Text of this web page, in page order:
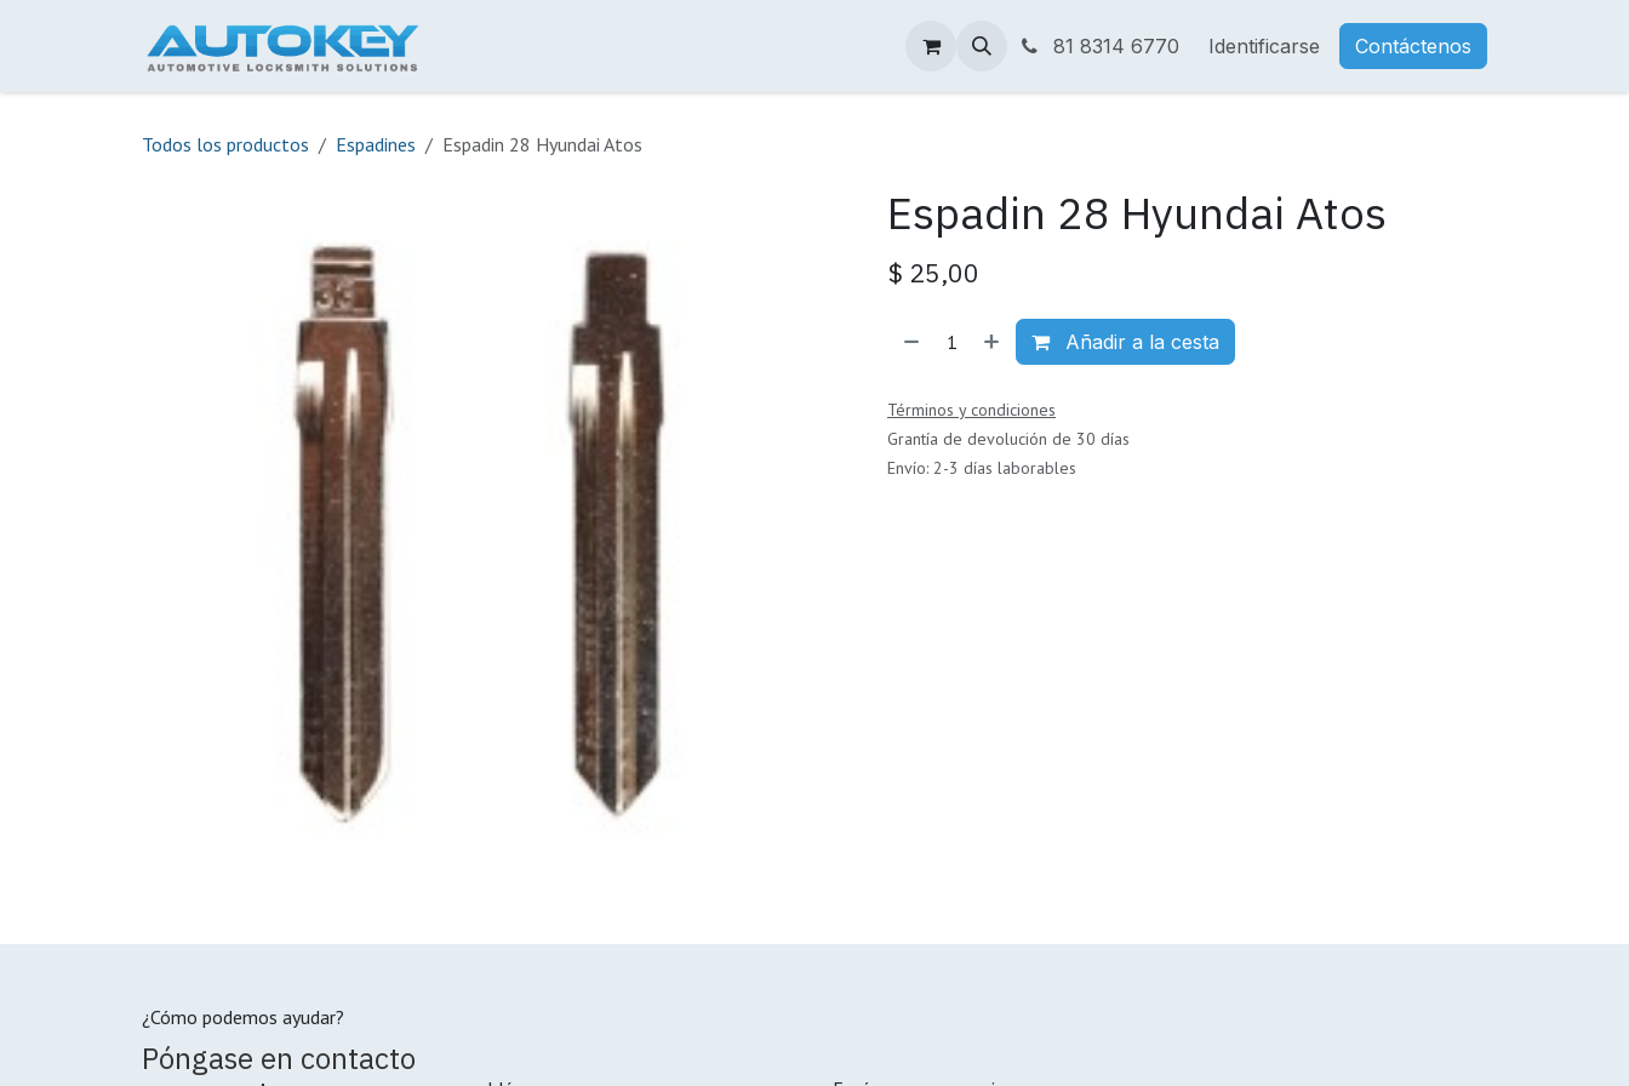
Sucursales 81 8314 6770 Identificarse Contáctenos
Todos los productos Espadines Espadin 28 Hyundai Atos
Espadin 28 Hyundai Atos
$ 25,00
Añadir a la cesta
Términos y condiciones
Grantía de devolución de 30 días
Envío: 2-3 días laborables
¿Cómo podemos ayudar?
Póngase en contacto